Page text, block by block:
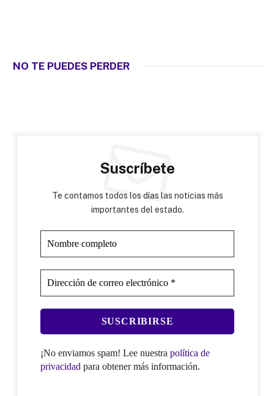
NO TE PUEDES PERDER
Suscríbete
Te contamos todos los días las noticias más
importantes del estado.
¡No enviamos spam! Lee nuestra política de
privacidad para obtener más información.